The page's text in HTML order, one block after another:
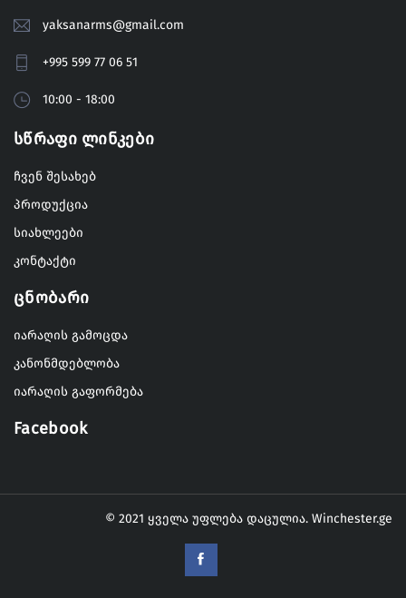
yaksanarms@gmail.com
+995 599 77 06 51
10:00 - 18:00
Სწრაფი Ლინკები
ჩვენ შესახებ
პროდუქცია
სიახლეები
კონტაქტი
Ცნობარი
იარაღის გამოცდა
კანონმდებლობა
იარაღის გაფორმება
Facebook
© 2021 ყველა უფლება დაცულია. Winchester.ge